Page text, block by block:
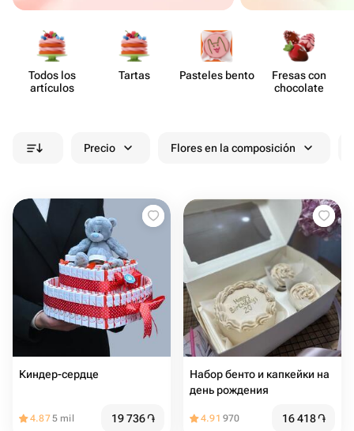
Todos los
artículos
Tartas Pasteles bento
Fresas con
chocolate
Precio Flores en la composición
Киндер-сердце
4.875 mil 19 736֏
Набор бенто и капкейки на
день рождения
4.91 970 16 418֏